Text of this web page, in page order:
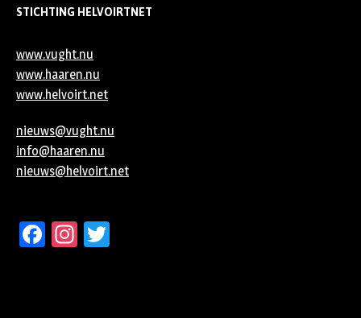
STICHTING HELVOIRTNET
www.vught.nu
www.haaren.nu
www.helvoirt.net
nieuws@vught.nu
info@haaren.nu
nieuws@helvoirt.net
Facebook
Instagram